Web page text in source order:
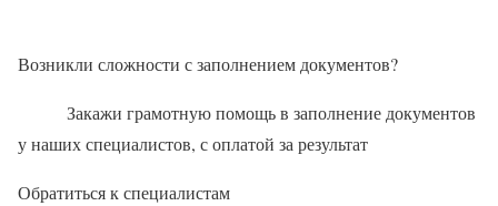
Возникли сложности с заполнением документов?
Закажи грамотную помощь в заполнение документов
у наших специалистов, с оплатой за результат
Обратиться к специалистам